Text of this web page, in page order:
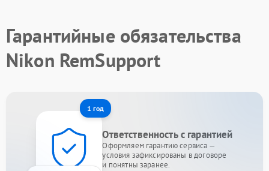
Гарантийные обязательства
Nikon RemSupport
1 год
Ответственность с гарантией
Оформляем гарантию сервиса —
условия зафиксированы в договоре
и понятны заранее.